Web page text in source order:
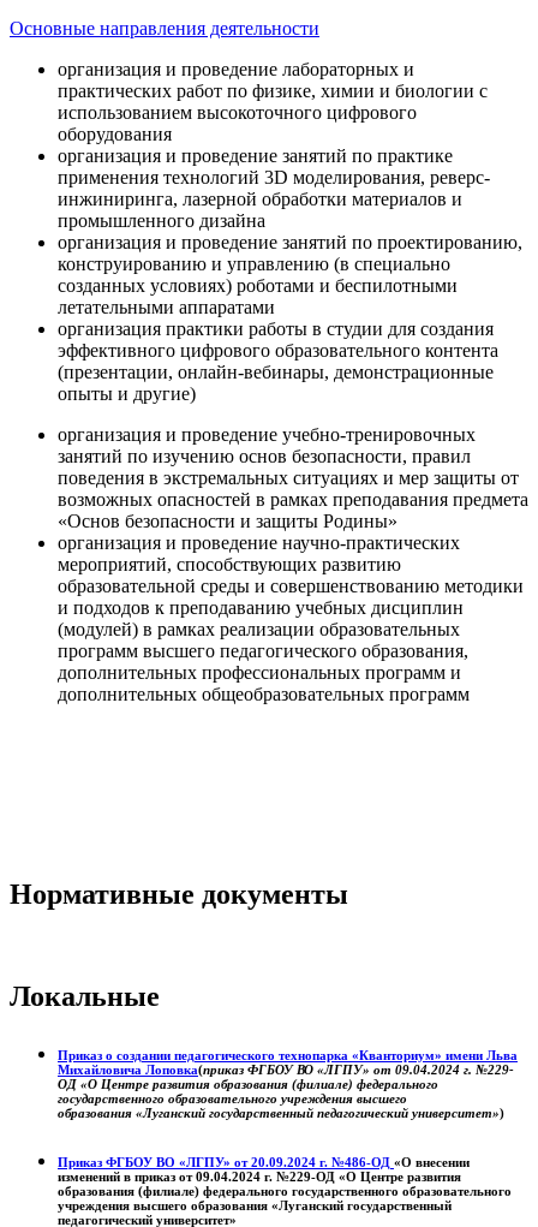
Основные направления деятельности
организация и проведение лабораторных и
практических работ по физике, химии и биологии с
использованием высокоточного цифрового
оборудования
организация и проведение занятий по практике
применения технологий 3D моделирования, реверс-
инжиниринга, лазерной обработки материалов и
промышленного дизайна
организация и проведение занятий по проектированию,
конструированию и управлению (в специально
созданных условиях) роботами и беспилотными
летательными аппаратами
организация практики работы в студии для создания
эффективного цифрового образовательного контента
(презентации, онлайн-вебинары, демонстрационные
опыты и другие)
организация и проведение учебно-тренировочных
занятий по изучению основ безопасности, правил
поведения в экстремальных ситуациях и мер защиты от
возможных опасностей в рамках преподавания предмета
«Основ безопасности и защиты Родины»
организация и проведение научно-практических
мероприятий, способствующих развитию
образовательной среды и совершенствованию методики
и подходов к преподаванию учебных дисциплин
(модулей) в рамках реализации образовательных
программ высшего педагогического образования,
дополнительных профессиональных программ и
дополнительных общеобразовательных программ
Нормативные документы
Локальные
Приказ о создании педагогического технопарка «Кванториум» имени Льва
Михайловича Лоповка(приказ ФГБОУ ВО «ЛГПУ» от 09.04.2024 г. №229-
ОД «О Центре развития образования (филиале) федерального
государственного образовательного учреждения высшего
образования «Луганский государственный педагогический университет»)
Приказ ФГБОУ ВО «ЛГПУ» от 20.09.2024 г. №486-ОД «О внесении
изменений в приказ от 09.04.2024 г. №229-ОД «О Центре развития
образования (филиале) федерального государственного образовательного
учреждения высшего образования «Луганский государственный
педагогический университет»